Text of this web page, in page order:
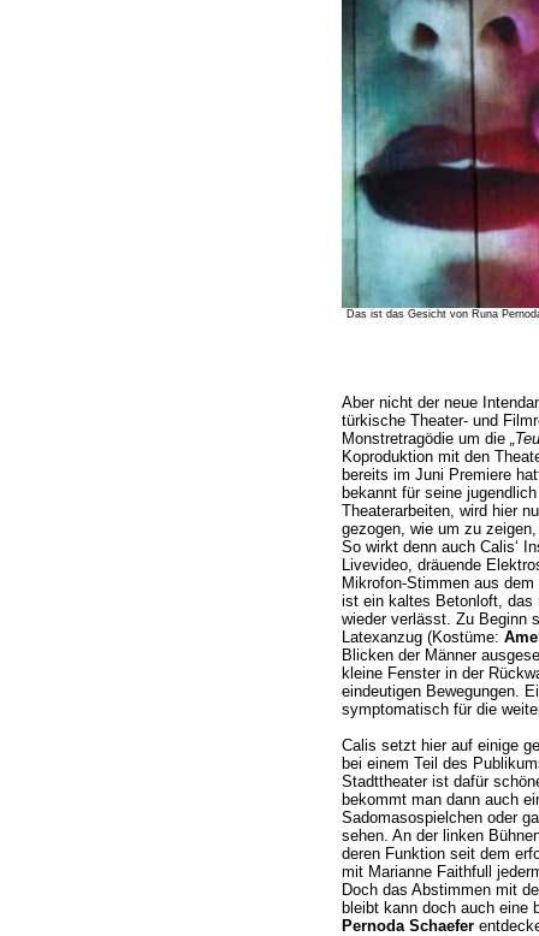
Das ist das Gesicht von Runa
Aber nicht der neue
türkische Theater- und
Monstretragödie um die
Koproduktion mit den
bereits im Juni Premiere
bekannt für seine
Theaterarbeiten, wird hier
gezogen, wie um zu
So wirkt denn auch Calis‘
Livevideo, dräuende
Mikrofon-Stimmen aus
ist ein kaltes Betonloft, das
wieder verlässt. Zu Beginn
Latexanzug (Kostüme:
Blicken der Männer
kleine Fenster in der
eindeutigen Bewegungen.
symptomatisch für die
Calis setzt hier auf einige
bei einem Teil des
Stadttheater ist dafür
bekommt man dann auch
Sadomasospielchen oder
sehen. An der linken
deren Funktion seit dem
mit Marianne Faithfull
Doch das Abstimmen mit
bleibt kann doch auch eine
Pernoda Schaefer